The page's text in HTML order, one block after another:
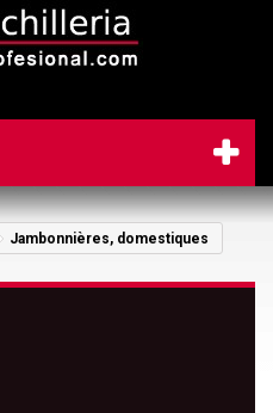
Jambonnières, domestiques